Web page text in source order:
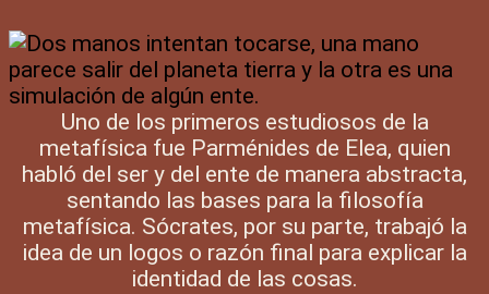
Uno de los primeros estudiosos de la
metafísica fue Parménides de Elea, quien
habló del ser y del ente de manera abstracta,
sentando las bases para la filosofía
metafísica. Sócrates, por su parte, trabajó la
idea de un logos o razón final para explicar la
identidad de las cosas.